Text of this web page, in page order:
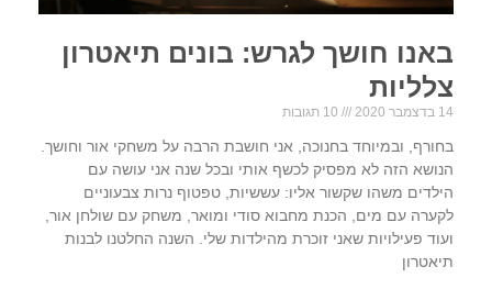
באנו חושך לגרש: בונים תיאטרון
צלליות
14 בדצמבר 2020
בחורף, ובמיוחד בחנוכה, אני חושבת הרבה על משחקי אור וחושך.
הנושא הזה לא מפסיק לכשף אותי ובכל שנה אני עושה עם
הילדים משהו שקשור אליו: עששיות, טפטוף נרות צבעוניים
לקערה עם מים, הכנת מחבוא סודי ומואר, משחק עם שולחן אור,
ועוד פעילויות שאני זוכרת מהילדות שלי. השנה החלטנו לבנות
תיאטרון